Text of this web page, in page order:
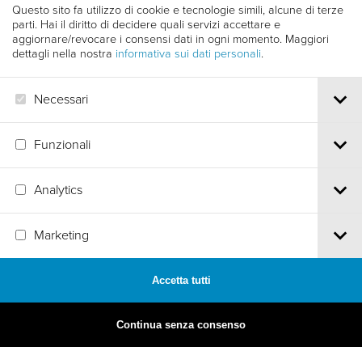
Questo sito fa utilizzo di cookie e tecnologie simili, alcune di terze
parti. Hai il diritto di decidere quali servizi accettare e
aggiornare/revocare i consensi dati in ogni momento. Maggiori
dettagli nella nostra informativa sui dati personali.
Necessari
Funzionali
Analytics
Marketing
Accetta tutti
Continua senza consenso